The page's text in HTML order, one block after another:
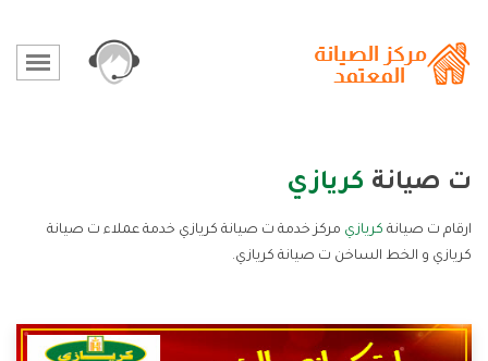
ت صيانة كريازي
ارقام ت صيانة كريازي مركز خدمة ت صيانة كريازي خدمة عملاء ت صيانة
كريازي و الخط الساخن ت صيانة كريازي.